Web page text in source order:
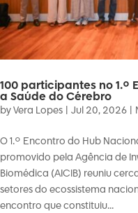
100 participantes no 1.º
a Saúde do Cérebro
byVera Lopes Jul 20, 2026
O 1.º Encontro do Hub
promovido pela Agência de
Biomédica (AICIB) reuniu
setores do ecossistema
encontro que constituiu...